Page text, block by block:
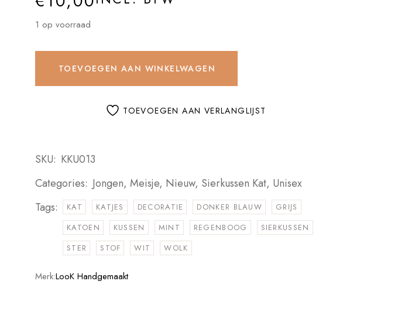
1 op voorraad
TOEVOEGEN AAN WINKELWAGEN
TOEVOEGEN AAN VERLANGLIJST
SKU: KKU013
Categories: Jongen, Meisje, Nieuw, Sierkussen Kat, Unisex
Tags:
KAT KATJES DECORATIE DONKER BLAUW
GRIJS
KATOEN
KUSSEN MINT REGENBOOG
SIERKUSSEN
STER
STOF WIT WOLK
Merk:LooK Handgemaakt